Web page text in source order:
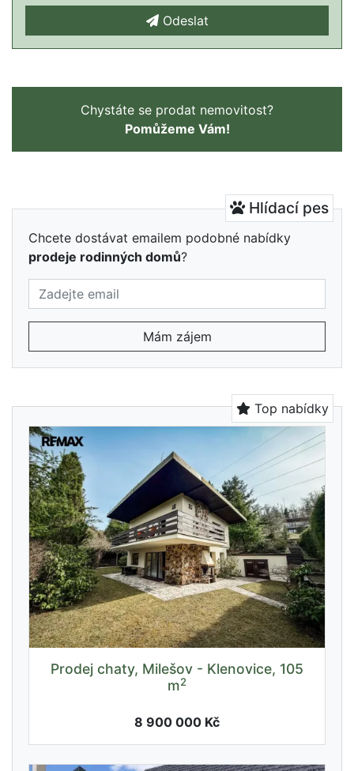
Odeslat
Chystáte se prodat nemovitost?
Pomůžeme Vám!
Hlídací pes
Chcete dostávat emailem podobné nabídky
prodeje rodinných domů?
Mám zájem
Top nabídky
Prodej chaty, Milešov - Klenovice, 105
m2
8 900 000 Kč